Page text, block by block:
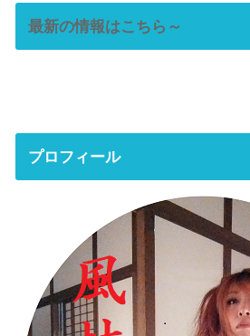
最新の情報はこちら～
プロフィール